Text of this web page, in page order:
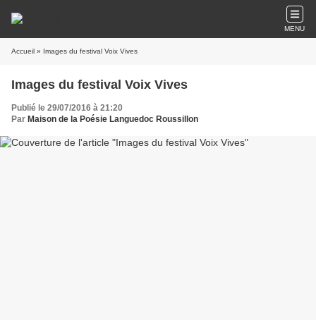
MENU
Accueil » Images du festival Voix Vives
Images du festival Voix Vives
Publié le 29/07/2016 à 21:20
Par Maison de la Poésie Languedoc Roussillon